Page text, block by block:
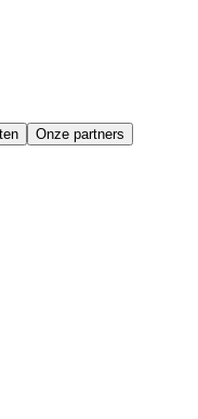
Onze partners